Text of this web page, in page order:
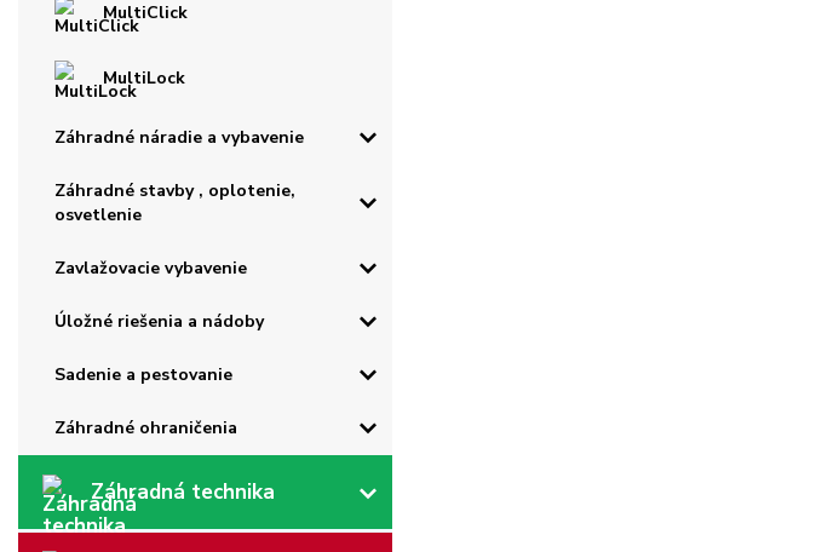
MultiClick
MultiLock
Záhradné náradie a vybavenie
Záhradné stavby , oplotenie,
osvetlenie
Zavlažovacie vybavenie
Úložné riešenia a nádoby
Sadenie a pestovanie
Záhradné ohraničenia
Záhradná technika